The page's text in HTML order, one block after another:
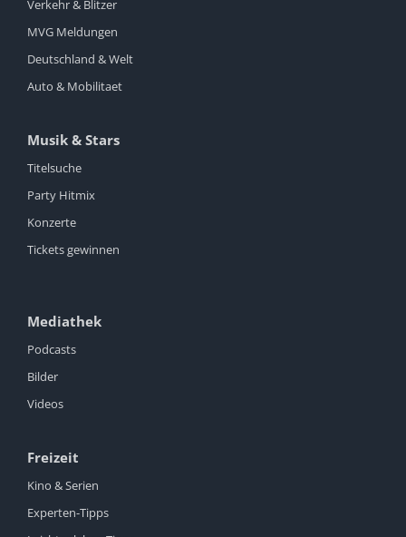
Verkehr & Blitzer
MVG Meldungen
Deutschland & Welt
Auto & Mobilitaet
Musik & Stars
Titelsuche
Party Hitmix
Konzerte
Tickets gewinnen
Mediathek
Podcasts
Bilder
Videos
Freizeit
Kino & Serien
Experten-Tipps